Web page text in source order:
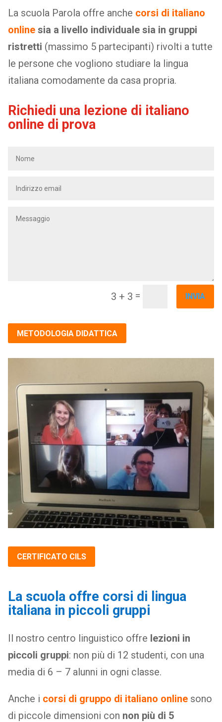
La scuola Parola offre anche corsi di italiano
onlinesia a livello individuale sia in gruppi
ristretti (massimo 5 partecipanti) rivolti a tutte
le persone che vogliono studiare la lingua
italiana comodamente da casa propria.
Richiedi una lezione di italiano
online di prova
3 + 3 = INVIA
METODOLOGIA DIDATTICA
CERTIFICATO CILS
La scuola offre corsi di lingua
italiana in piccoli gruppi
Il nostro centro linguistico offre lezioni in
piccoli gruppi: non più di 12 studenti, con una
media di 6 – 7 alunni in ogni classe.
Anche i corsi di gruppo di italiano onlinesono
di piccole dimensioni con non più di 5